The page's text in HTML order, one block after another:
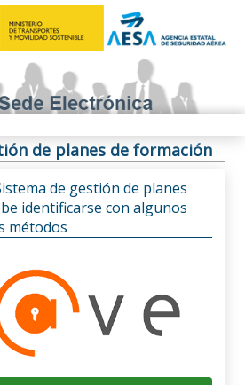
de planes de formación
de gestión de planes
identificarse con algunos
métodos